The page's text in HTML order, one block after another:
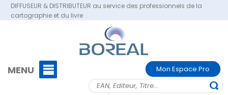
DIFFUSEUR & DISTRIBUTEUR au service des professionnels de la
cartographie et du livre
MENU Mon Espace Pro